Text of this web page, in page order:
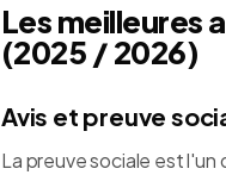
Les meilleures
(2025 / 2026)
Avis et preuve
La preuve sociale est l'un